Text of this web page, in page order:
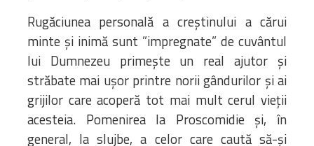
Rugăciunea personală a creștinului a cărui
minte și inimă sunt ”impregnate” de cuvântul
lui Dumnezeu primește un real ajutor și
străbate mai ușor printre norii gândurilor și ai
grijilor care acoperă tot mai mult cerul vieții
acesteia. Pomenirea la Proscomidie și, în
general, la slujbe, a celor care caută să-și